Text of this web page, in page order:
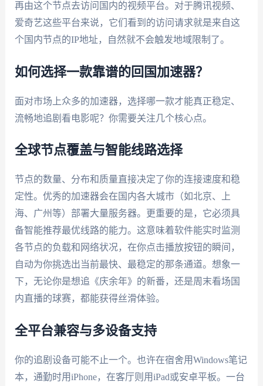
再由这个节点去访问国内的视频平台。对于腾讯视频、
爱奇艺这些平台来说，它们看到的访问请求就是来自这
个国内节点的IP地址，自然就不会触发地域限制了。
如何选择一款靠谱的回国加速器？
面对市场上众多的加速器，选择哪一款才能真正稳定、
流畅地追剧看电影呢？你需要关注几个核心点。
全球节点覆盖与智能线路选择
节点的数量、分布和质量直接决定了你的连接速度和稳
定性。优秀的加速器会在国内各大城市（如北京、上
海、广州等）部署大量服务器。更重要的是，它必须具
备智能推荐最优线路的能力。这意味着软件能实时监测
各节点的负载和网络状况，在你点击播放按钮的瞬间，
自动为你挑选出当前最快、最稳定的那条通道。想象一
下，无论你是想追《庆余年》的新番，还是周末看场国
内直播的球赛，都能获得丝滑体验。
全平台兼容与多设备支持
你的追剧设备可能不止一个。也许在宿舍用Windows笔记
本，通勤时用iPhone，在客厅则用iPad或安卓平板。一台